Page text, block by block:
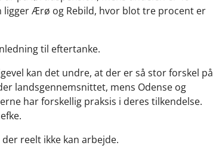
ligger Ærø og Rebild, hvor blot tre procent er
til eftertanke.
kan det undre, at der er så stor forskel på
landsgennemsnittet, mens Odense og
har forskellig praksis i deres tilkendelse.
reelt ikke kan arbejde.